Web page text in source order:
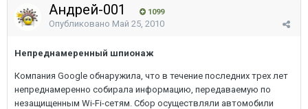
Андрей-001 1099
Опубликовано Май 25, 2010
Непреднамеренный шпионаж
Компания Google обнаружила, что в течение последних трех лет
непреднамеренно собирала информацию, передаваемую по
незащищенным Wi-Fi-сетям. Сбор осуществляли автомобили